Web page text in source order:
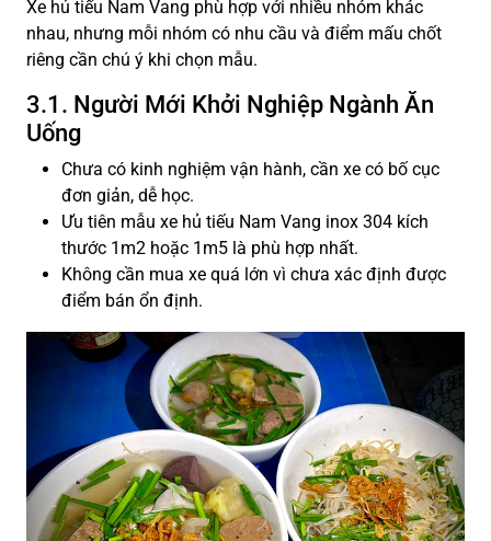
Xe hủ tiếu Nam Vang phù hợp với nhiều nhóm khác
nhau, nhưng mỗi nhóm có nhu cầu và điểm mấu chốt
riêng cần chú ý khi chọn mẫu.
3.1. Người Mới Khởi Nghiệp Ngành Ăn
Uống
Chưa có kinh nghiệm vận hành, cần xe có bố cục
đơn giản, dễ học.
Ưu tiên mẫu xe hủ tiếu Nam Vang inox 304 kích
thước 1m2 hoặc 1m5 là phù hợp nhất.
Không cần mua xe quá lớn vì chưa xác định được
điểm bán ổn định.